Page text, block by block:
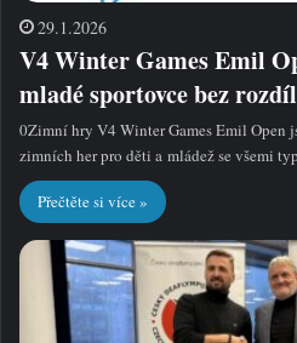
29.1.2026
V4 Winter Games Emil
mladé sportovce bez
0Zimní hry V4 Winter Games Emil Open
zimních her pro děti a mládež se všemi
Přečtěte si více »